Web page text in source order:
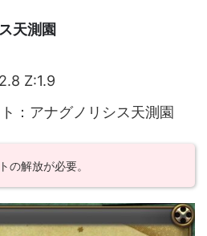
天測園
Z:1.9
：アナグノリシス天測園
の解放が必要。